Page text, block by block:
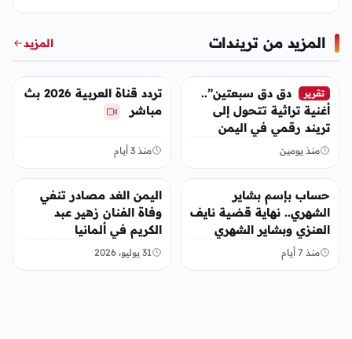
المزيد من تريندات المزيد
تريندات
تقرير
دق دق سبعتين”..
أغنية تراثية تتحول إلى
تريند رقمي في اليمن
منذ يومين
تريندات
تردد قناة العربية 2026 بث
مباشر
منذ 3 أيام
تريندات
حساب بإسم بشاير
الشهري.. نهاية قضية نايف
العنزي وبشاير الشهري
منذ 7 أيام
تريندات
اليمن الغد مصادر تنفي
وفاة الفنان زهير عبد
الكريم في ألمانيا
31 يوليو، 2026